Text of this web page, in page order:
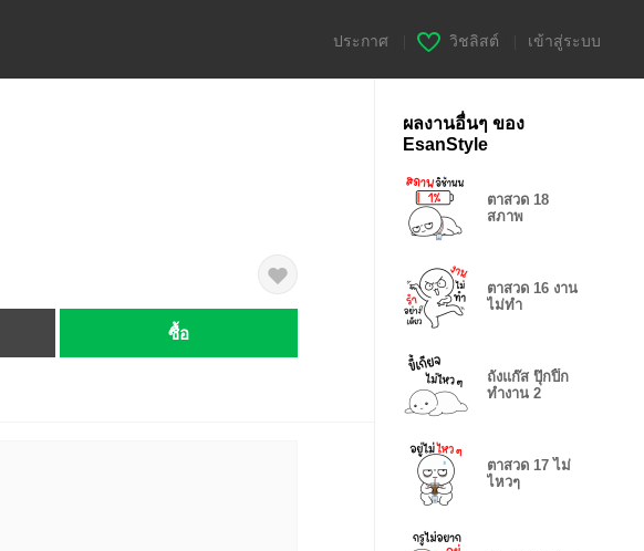
ประกาศ วิชลิสต์ เข้าสู่ระบบ
ซื้อ
ผลงานอื่นๆ ของ
EsanStyle
ตาสวด 18
สภาพ
ตาสวด 16 งาน
ไม่ทำ
ถังแก๊ส ปุ๊กปิ๊ก
ทำงาน 2
ตาสวด 17 ไม่
ไหวๆ